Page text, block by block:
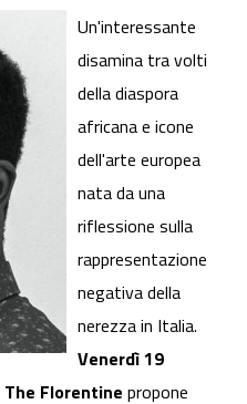
Un'interessante
disamina tra volti
della diaspora
africana e icone
dell'arte europea
nata da una
riflessione sulla
rappresentazione
negativa della
nerezza in Italia.
Venerdì 19
The Florentine propone